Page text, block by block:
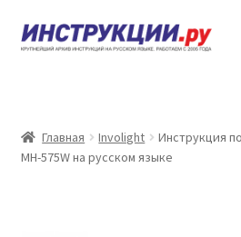
Перейти
к
Перейти
к
Каталог инструкций по
Главная Involight
Инструкция
MH-575W на русском языке